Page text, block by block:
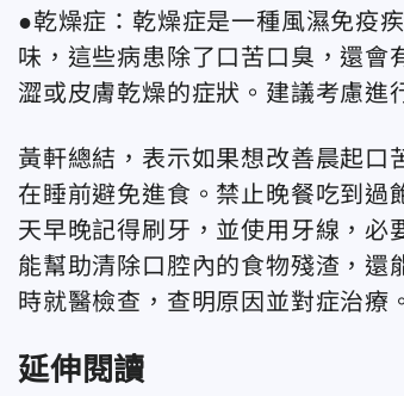
●乾燥症：乾燥症是一種風濕免疫
味，這些病患除了口苦口臭，還會
澀或皮膚乾燥的症狀。建議考慮進
黃軒總結，表示如果想改善晨起口
在睡前避免進食。禁止晚餐吃到過
天早晚記得刷牙，並使用牙線，必
能幫助清除口腔內的食物殘渣，還
時就醫檢查，查明原因並對症治療
延伸閱讀